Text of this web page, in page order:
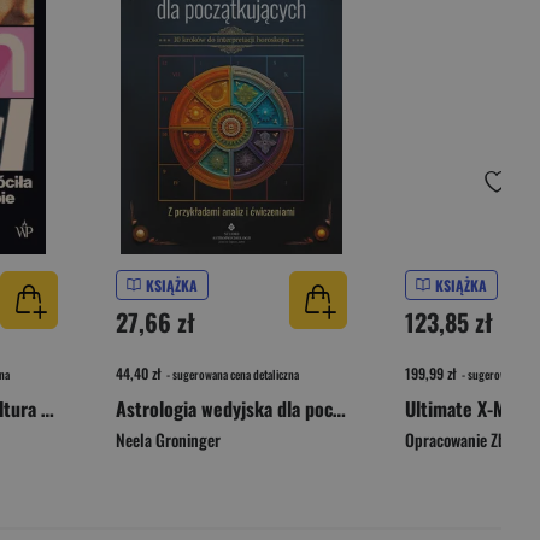
Girl on Girl. Jak popkultura zwróciła kobiety przeciw sobie
KSIĄŻKA
27,66 zł
44,40 zł - sugerowana cena detaliczna
Astrologia wedyjska dla początkujących. 10 kroków do interpretacji horoskopu
Neela Groninger
KSIĄŻKA
123,85 zł
199,99 zł - sugerowana
Ultimate X-Men.
Opracowanie